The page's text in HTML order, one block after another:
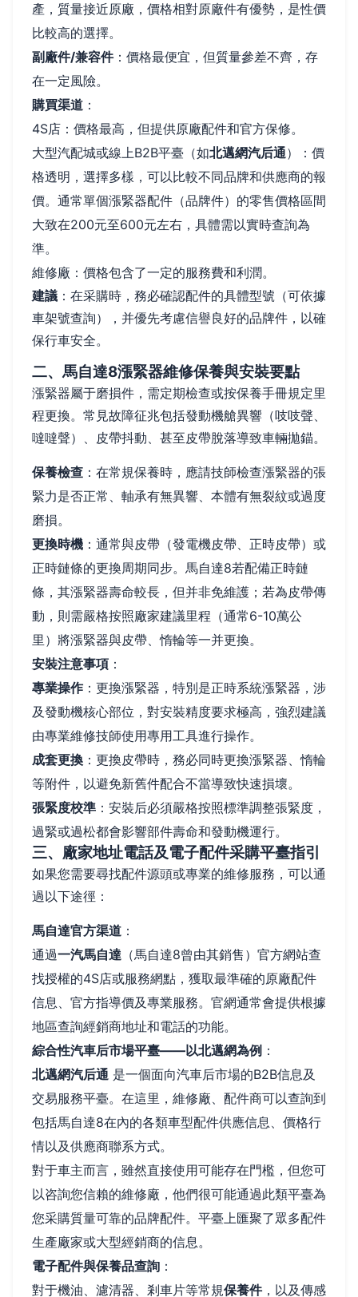
產，質量接近原廠，價格相對原廠件有優勢，是性價
比較高的選擇。
副廠件/兼容件：價格最便宜，但質量參差不齊，存
在一定風險。
購買渠道 ：
4S店：價格最高，但提供原廠配件和官方保修。
大型汽配城或線上B2B平臺（如北邁網汽后通）：價
格透明，選擇多樣，可以比較不同品牌和供應商的報
價。通常單個漲緊器配件（品牌件）的零售價格區間
大致在200元至600元左右，具體需以實時查詢為
準。
維修廠：價格包含了一定的服務費和利潤。
建議 ：在采購時，務必確認配件的具體型號（可依據
車架號查詢），并優先考慮信譽良好的品牌件，以確
保行車安全。
二、馬自達8漲緊器維修保養與安裝要點
漲緊器屬于磨損件，需定期檢查或按保養手冊規定里
程更換。常見故障征兆包括發動機艙異響（吱吱聲、
噠噠聲）、皮帶抖動、甚至皮帶脫落導致車輛拋錨。
保養檢查 ：在常規保養時，應請技師檢查漲緊器的張
緊力是否正常、軸承有無異響、本體有無裂紋或過度
磨損。
更換時機 ：通常與皮帶（發電機皮帶、正時皮帶）或
正時鏈條的更換周期同步。馬自達8若配備正時鏈
條，其漲緊器壽命較長，但并非免維護；若為皮帶傳
動，則需嚴格按照廠家建議里程（通常6-10萬公
里）將漲緊器與皮帶、惰輪等一并更換。
安裝注意事項 ：
專業操作：更換漲緊器，特別是正時系統漲緊器，涉
及發動機核心部位，對安裝精度要求極高，強烈建議
由專業維修技師使用專用工具進行操作。
成套更換 ：更換皮帶時，務必同時更換漲緊器、惰輪
等附件，以避免新舊件配合不當導致快速損壞。
張緊度校準 ：安裝后必須嚴格按照標準調整張緊度，
過緊或過松都會影響部件壽命和發動機運行。
三、廠家地址電話及電子配件采購平臺指引
如果您需要尋找配件源頭或專業的維修服務，可以通
過以下途徑：
馬自達官方渠道 ：
通過一汽馬自達 （馬自達8曾由其銷售）官方網站查
找授權的4S店或服務網點，獲取最準確的原廠配件
信息、官方指導價及專業服務。官網通常會提供根據
地區查詢經銷商地址和電話的功能。
綜合性汽車后市場平臺——以北邁網為例 ：
北邁網汽后通 是一個面向汽車后市場的B2B信息及
交易服務平臺。在這里，維修廠、配件商可以查詢到
包括馬自達8在內的各類車型配件供應信息、價格行
情以及供應商聯系方式。
對于車主而言，雖然直接使用可能存在門檻，但您可
以咨詢您信賴的維修廠，他們很可能通過此類平臺為
您采購質量可靠的品牌配件。平臺上匯聚了眾多配件
生產廠家或大型經銷商的信息。
電子配件與保養品查詢 ：
對于機油、濾清器、剎車片等常規保養件，以及傳感